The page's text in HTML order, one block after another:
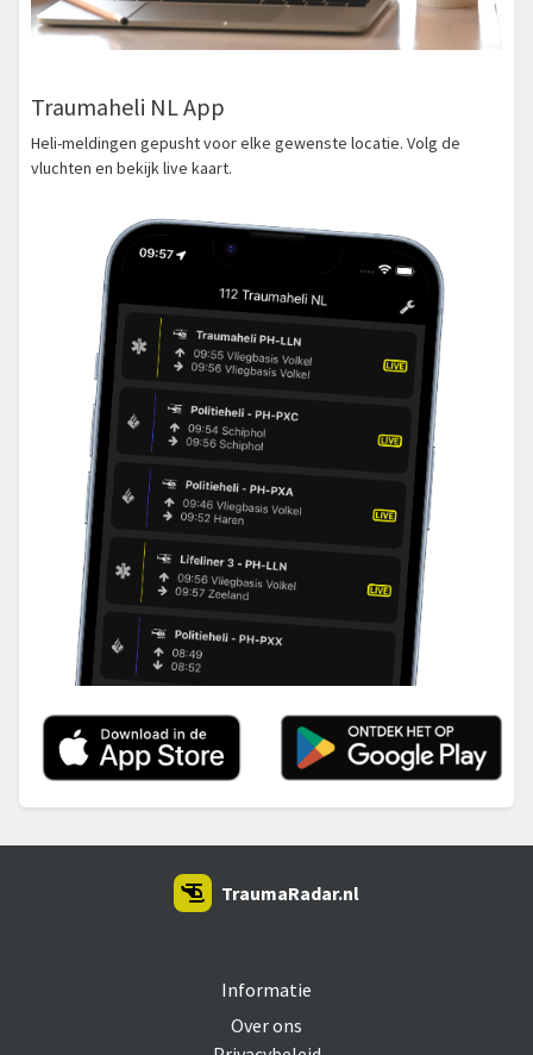
Traumaheli NL App
Heli-meldingen gepusht voor elke gewenste locatie. Volg de
vluchten en bekijk live kaart.
Informatie
Over ons
TraumaRadar.nl